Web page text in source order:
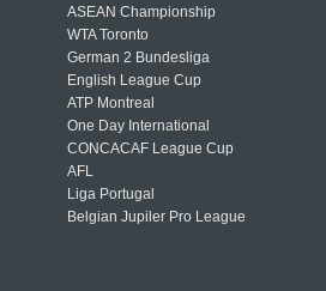
ASEAN Championship
WTA Toronto
German 2 Bundesliga
English League Cup
ATP Montreal
One Day International
CONCACAF League Cup
AFL
Liga Portugal
Belgian Jupiler Pro League